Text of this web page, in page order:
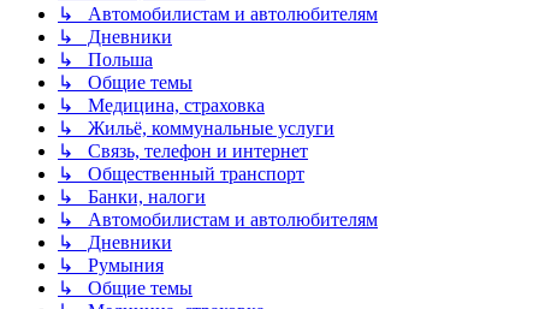
↳ Автомобилистам и автолюбителям
↳ Дневники
↳ Польша
↳ Общие темы
↳ Медицина, страховка
↳ Жильё, коммунальные услуги
↳ Связь, телефон и интернет
↳ Общественный транспорт
↳ Банки, налоги
↳ Автомобилистам и автолюбителям
↳ Дневники
↳ Румыния
↳ Общие темы